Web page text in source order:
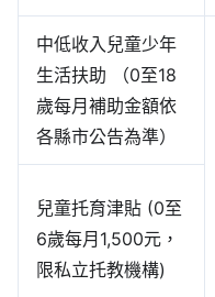
中低收入兒童少年
生活扶助 （0至18
歲每月補助金額依
各縣市公告為準）
兒童托育津貼 (0至
6歲每月1,500元，
限私立托教機構)